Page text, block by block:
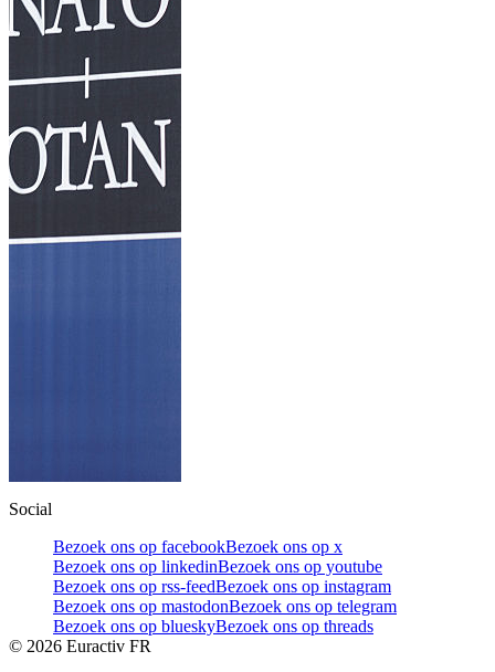
Social
Bezoek ons op facebookBezoek ons op x
Bezoek ons op linkedinBezoek ons op youtube
Bezoek ons op rss-feedBezoek ons op instagram
Bezoek ons op mastodonBezoek ons op telegram
Bezoek ons op blueskyBezoek ons op threads
© 2026 Euractiv FR